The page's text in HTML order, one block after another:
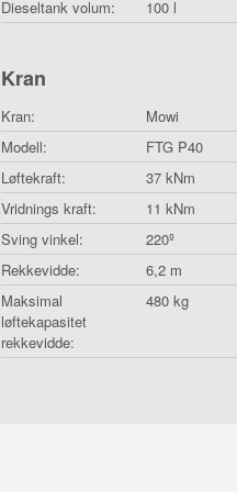
Dieseltank volum:
100 l
Kran
Kran:
Mowi
Modell:
FTG P40
Løftekraft:
37 kNm
Vridnings kraft:
11 kNm
Sving vinkel:
220º
Rekkevidde:
6,2 m
Maksimal
løftekapasitet
rekkevidde:
480 kg